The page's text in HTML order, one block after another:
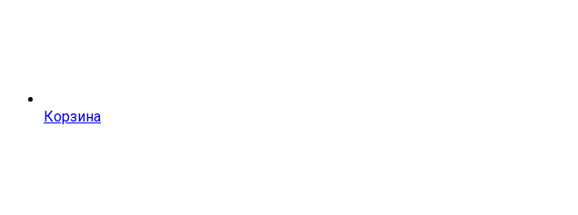
Корзина